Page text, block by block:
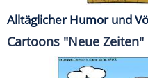
Alltäglicher Humor und
Cartoons "Neue Zeiten"